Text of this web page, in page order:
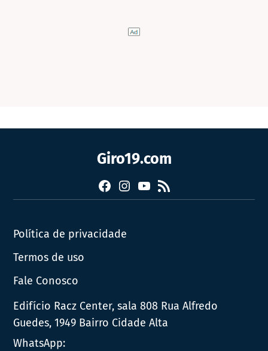
Giro19.com
FacebookInstagram
YouTube
RSS
Política de privacidade
Termos de uso
Fale Conosco
Edifício Racz Center, sala 808 Rua Alfredo
Guedes, 1949 Bairro Cidade Alta
WhatsApp: